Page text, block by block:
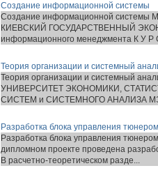
Создание информационной системы
Создание информационной
КИЕВСКИЙ ГОСУДАРСТВЕННЫЙ
информационного менеджмента К У
Теория организации и системный
Теория организации и системный
УНИВЕРСИТЕТ ЭКОНОМИКИ,
СИСТЕМ и СИСТЕМНОГО АНАЛИЗА
Разработка блока управления
Разработка блока управления
дипломном проекте проведена
В расчетно-теоретическом разде...